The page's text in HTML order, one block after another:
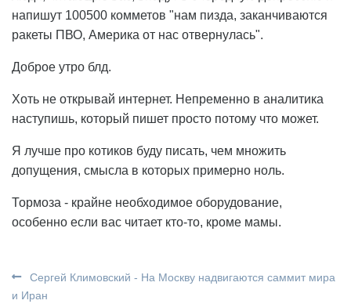
напишут 100500 комметов "нам пизда, заканчиваются
ракеты ПВО, Америка от нас отвернулась".
Доброе утро блд.
Хоть не открывай интернет. Непременно в аналитика
наступишь, который пишет просто потому что может.
Я лучше про котиков буду писать, чем множить
допущения, смысла в которых примерно ноль.
Тормоза - крайне необходимое оборудование,
особенно если вас читает кто-то, кроме мамы.
Сергей Климовский - На Москву надвигаются саммит мира
и Иран